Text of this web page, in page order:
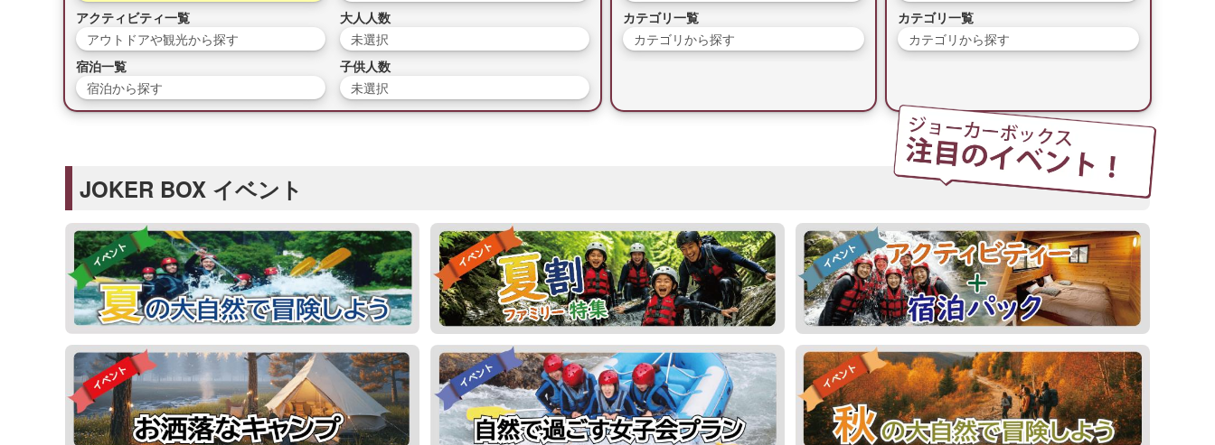
アクティビティ一覧
アウトドアや観光から探す
宿泊一覧
宿泊から探す
大人人数
未選択
子供人数
未選択
カテゴリ一覧
カテゴリから探す
カテゴリ一覧
カテゴリから探す
JOKER BOX イベント